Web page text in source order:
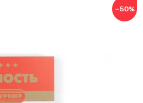
−50%